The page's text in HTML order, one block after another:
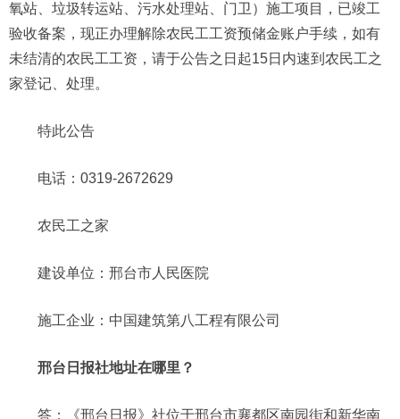
氧站、垃圾转运站、污水处理站、门卫）施工项目，已竣工
验收备案，现正办理解除农民工工资预储金账户手续，如有
未结清的农民工工资，请于公告之日起15日内速到农民工之
家登记、处理。
特此公告
电话：0319-2672629
农民工之家
建设单位：邢台市人民医院
施工企业：中国建筑第八工程有限公司
邢台日报社地址在哪里？
答：《邢台日报》社位于邢台市襄都区南园街和新华南